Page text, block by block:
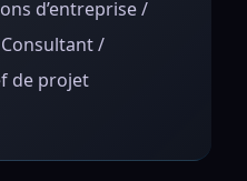
d’entreprise /
/
de projet